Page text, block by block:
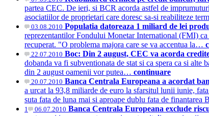
partea CEC. De ieri, si BCR acorda astfel de
asociatiilor de proprietari care doresc sa-si reabiliteze
03.08.2010 Populatia datoreaza 1 miliard de lei
reprezentantilor Fondului Monetar International (FMI)
recuperat. "O problema majora care se va accentua la…
22.07.2010 Boc: Din 2 august, CEC va acorda
dobanda va fi subventionata de stat si ca spera ca si
din 2 august oamenii vor putea… continuare
20.07.2010 Banca Centrala Europeana a acordat
a urcat la 93,8 miliarde de euro la sfarsitul lunii iunie,
suta fata de luna mai si aproape dublu fata de
1 06.07.2010 Banca Centrala Europeana exclude